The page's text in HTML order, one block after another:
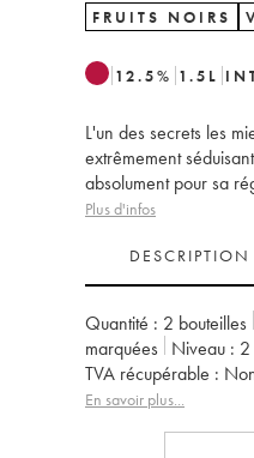
FRUITS NOIRS
12.5% 1.5 L
L'un des secrets les
extrêmement
absolument pour sa
Plus d'infos
Quantité : 2 bouteilles
marquées
Niveau : 2
TVA récupérable :
Classement :
En savoir plus...